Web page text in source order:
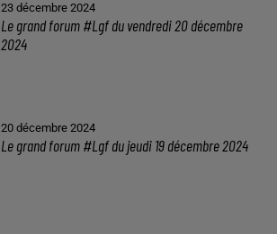
23 décembre 2024
Le grand forum #Lgf du vendredi 20 décembre
2024
20 décembre 2024
Le grand forum #Lgf du jeudi 19 décembre 2024